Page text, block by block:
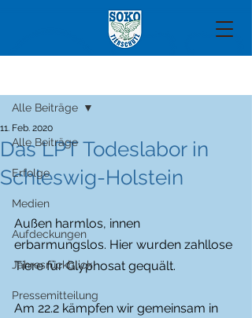
Alle Beiträge
Erfolge
Medien
Aufdeckungen
Jahresrückblick
Pressemitteilung
Alle Beiträge
Das LPT Todeslabor in
Schleswig-Holstein
11. Feb. 2020
Außen harmlos, innen
erbarmungslos. Hier wurden zahllose
Tiere für Glyphosat gequält.
Am 22.2 kämpfen wir gemeinsam in